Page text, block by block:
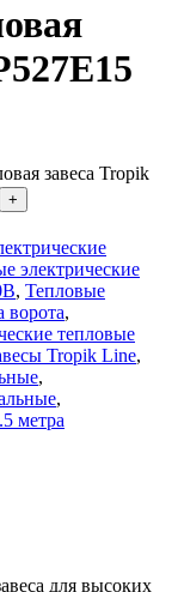
завеса Tropik
электрические
, Тепловые
ворота,
тепловые
Tropik Line,
,
,
метра
для высоких